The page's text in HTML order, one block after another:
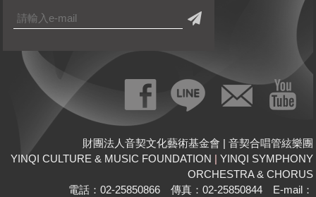
財團法人音契文化藝術基金會 | 音契合唱管絃樂團
YINQI CULTURE & MUSIC FOUNDATION | YINQI SYMPHONY
ORCHESTRA & CHORUS
電話：02-25850866 傳真：02-25850844 E-mail：